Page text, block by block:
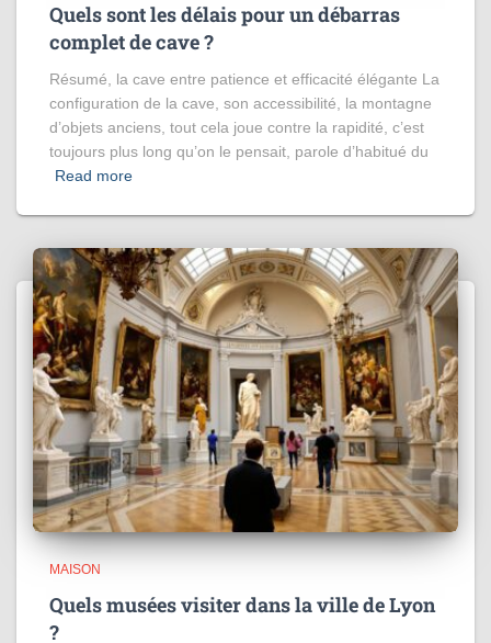
Quels sont les délais pour un débarras
complet de cave ?
Résumé, la cave entre patience et efficacité élégante La
configuration de la cave, son accessibilité, la montagne
d’objets anciens, tout cela joue contre la rapidité, c’est
toujours plus long qu’on le pensait, parole d’habitué du
Read more
MAISON
Quels musées visiter dans la ville de Lyon
?